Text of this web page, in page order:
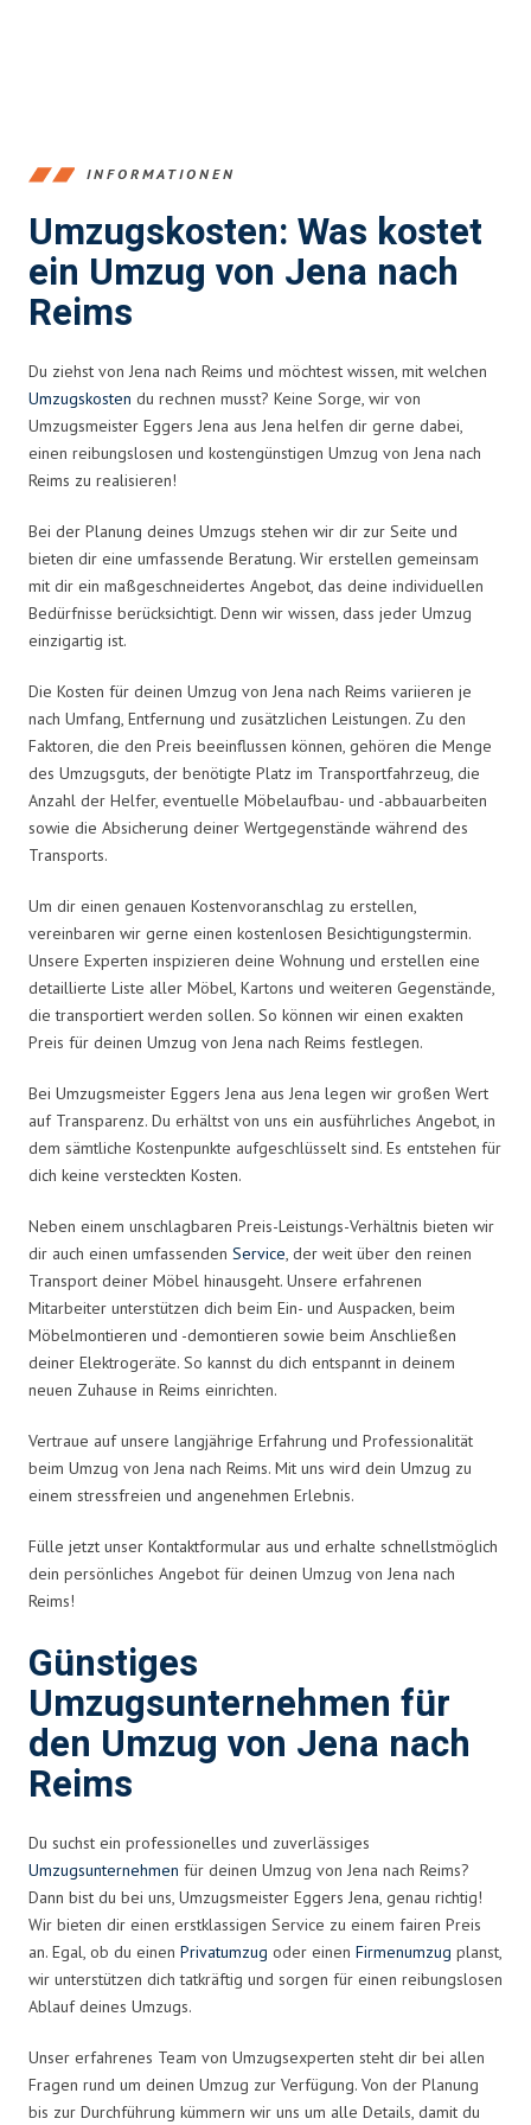
INFORMATIONEN
Umzugskosten: Was kostet
ein Umzug von Jena nach
Reims
Du ziehst von Jena nach Reims und möchtest wissen, mit welchen
Umzugskosten du rechnen musst? Keine Sorge, wir von
Umzugsmeister Eggers Jena aus Jena helfen dir gerne dabei,
einen reibungslosen und kostengünstigen Umzug von Jena nach
Reims zu realisieren!
Bei der Planung deines Umzugs stehen wir dir zur Seite und
bieten dir eine umfassende Beratung. Wir erstellen gemeinsam
mit dir ein maßgeschneidertes Angebot, das deine individuellen
Bedürfnisse berücksichtigt. Denn wir wissen, dass jeder Umzug
einzigartig ist.
Die Kosten für deinen Umzug von Jena nach Reims variieren je
nach Umfang, Entfernung und zusätzlichen Leistungen. Zu den
Faktoren, die den Preis beeinflussen können, gehören die Menge
des Umzugsguts, der benötigte Platz im Transportfahrzeug, die
Anzahl der Helfer, eventuelle Möbelaufbau- und -abbauarbeiten
sowie die Absicherung deiner Wertgegenstände während des
Transports.
Um dir einen genauen Kostenvoranschlag zu erstellen,
vereinbaren wir gerne einen kostenlosen Besichtigungstermin.
Unsere Experten inspizieren deine Wohnung und erstellen eine
detaillierte Liste aller Möbel, Kartons und weiteren Gegenstände,
die transportiert werden sollen. So können wir einen exakten
Preis für deinen Umzug von Jena nach Reims festlegen.
Bei Umzugsmeister Eggers Jena aus Jena legen wir großen Wert
auf Transparenz. Du erhältst von uns ein ausführliches Angebot, in
dem sämtliche Kostenpunkte aufgeschlüsselt sind. Es entstehen für
dich keine versteckten Kosten.
Neben einem unschlagbaren Preis-Leistungs-Verhältnis bieten wir
dir auch einen umfassenden Service, der weit über den reinen
Transport deiner Möbel hinausgeht. Unsere erfahrenen
Mitarbeiter unterstützen dich beim Ein- und Auspacken, beim
Möbelmontieren und -demontieren sowie beim Anschließen
deiner Elektrogeräte. So kannst du dich entspannt in deinem
neuen Zuhause in Reims einrichten.
Vertraue auf unsere langjährige Erfahrung und Professionalität
beim Umzug von Jena nach Reims. Mit uns wird dein Umzug zu
einem stressfreien und angenehmen Erlebnis.
Fülle jetzt unser Kontaktformular aus und erhalte schnellstmöglich
dein persönliches Angebot für deinen Umzug von Jena nach
Reims!
Günstiges
Umzugsunternehmen für
den Umzug von Jena nach
Reims
Du suchst ein professionelles und zuverlässiges
Umzugsunternehmen für deinen Umzug von Jena nach Reims?
Dann bist du bei uns, Umzugsmeister Eggers Jena, genau richtig!
Wir bieten dir einen erstklassigen Service zu einem fairen Preis
an. Egal, ob du einen Privatumzug oder einen Firmenumzug planst,
wir unterstützen dich tatkräftig und sorgen für einen reibungslosen
Ablauf deines Umzugs.
Unser erfahrenes Team von Umzugsexperten steht dir bei allen
Fragen rund um deinen Umzug zur Verfügung. Von der Planung
bis zur Durchführung kümmern wir uns um alle Details, damit du